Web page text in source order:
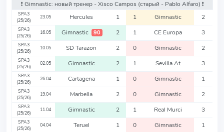
❗️ Gimnastic: новый тренер - Xisco Campos (старый - Pablo Alfaro) ❗️
SPA3
(25/26)
23.05 Hercules 1 1 Gimnastic 2
SPA3
(25/26)
16.05 Gimnastic 90 2 1 CE Europa 3
SPA3
(25/26)
10.05 SD Tarazon 2 0 Gimnastic 2
SPA3
(25/26)
02.05 Gimnastic 2 1 Sevilla At 3
SPA3
(25/26)
26.04 Cartagena 1 0 Gimnastic 1
SPA3
(25/26)
19.04 Marbella 2 0 Gimnastic 2
SPA3
(25/26)
11.04 Gimnastic 2 1 Real Murci 3
SPA3
(25/26)
04.04 Teruel 1 0 Gimnastic 1